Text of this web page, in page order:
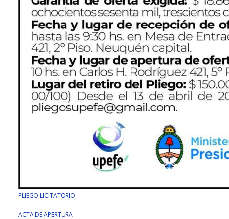
PLIEGO LICITATORIO
ACTA DE APERTURA